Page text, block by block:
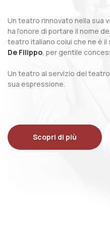
Un teatro rinnovato nella sua
ha l’onore di portare il nome
teatro italiano colui che ne è il
De Filippo, per gentile
Un teatro al servizio del
sua espressione.
Scopri di più